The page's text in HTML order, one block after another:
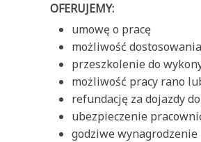
OFERUJEMY:
umowę o pracę
możliwość
przeszkolenie do
możliwość pracy rano
refundację za dojazdy
ubezpieczenie
godziwe wynagrodzenie